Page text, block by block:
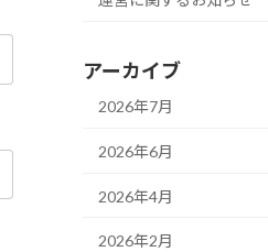
アーカイブ
2026年7月
2026年6月
2026年4月
2026年2月